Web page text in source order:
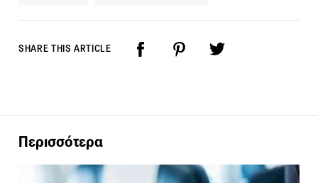
SHARE THIS ARTICLE
Περισσότερα